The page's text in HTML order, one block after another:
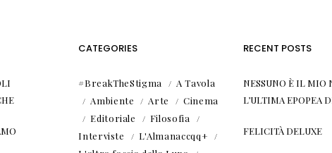
CATEGORIES
#BreakTheStigma
A Tavola
Ambiente
Arte
Cinema
Editoriale
Filosofia
Interviste
L'Almanaccqq+
RECENT POSTS
NESSUNO È IL MIO
L’ULTIMA EPOPEA
FELICITÀ DELUXE